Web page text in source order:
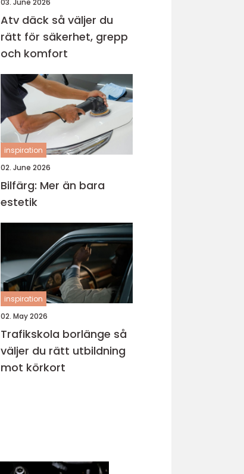
03. June 2026
Atv däck så väljer du
rätt för säkerhet, grepp
och komfort
inspiration
02. June 2026
Bilfärg: Mer än bara
estetik
inspiration
02. May 2026
Trafikskola borlänge så
väljer du rätt utbildning
mot körkort